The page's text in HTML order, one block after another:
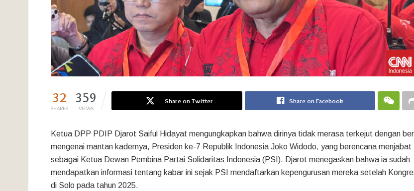
32
SHARES
359
VIEWS
Share on Twitter Share on Facebook
Ketua DPP PDIP Djarot Saiful Hidayat mengungkapkan bahwa dirinya tidak merasa terkejut dengan
mengenai mantan kadernya, Presiden ke-7 Republik Indonesia Joko Widodo, yang berencana menjabat
sebagai Ketua Dewan Pembina Partai Solidaritas Indonesia (PSI). Djarot menegaskan bahwa ia sudah
mendapatkan informasi tentang kabar ini sejak PSI mendaftarkan kepengurusan mereka setelah
di Solo pada tahun 2025.